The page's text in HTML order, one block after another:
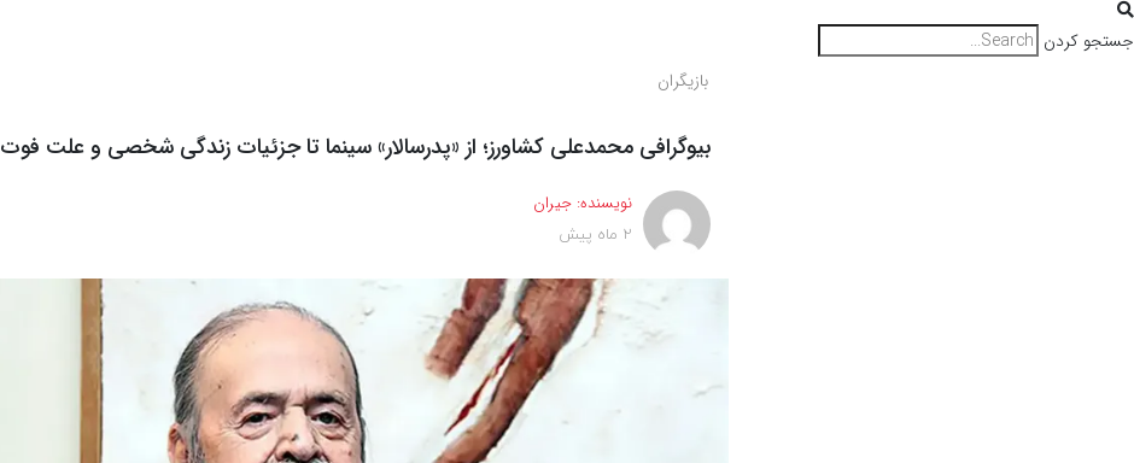
جستجو کردن
بازیگران
بیوگرافی محمدعلی کشاورز؛ از «پدرسالار» سینما تا جزئیات زندگی شخصی و علت فوت
نویسنده: جیران
2 ماه پیش